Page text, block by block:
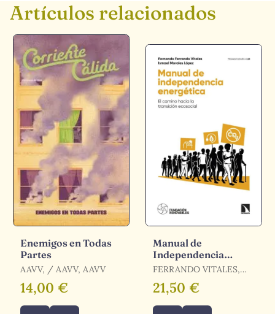
Artículos relacionados
Enemigos en Todas
Partes
AAVV, / AAVV, AAVV
14,00 €
Manual de
Independencia
Energética
FERRANDO VITALES,
FERNANDO / MORALES
LOPEZ / MORALES
21,50 €